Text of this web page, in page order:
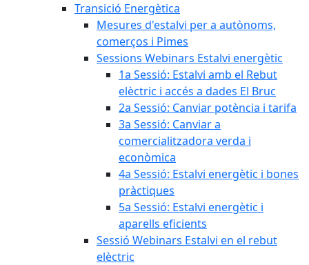
Transició Energètica
Mesures d'estalvi per a autònoms,
comerços i Pimes
Sessions Webinars Estalvi energètic
1a Sessió: Estalvi amb el Rebut
elèctric i accés a dades El Bruc
2a Sessió: Canviar potència i tarifa
3a Sessió: Canviar a
comercialitzadora verda i
econòmica
4a Sessió: Estalvi energètic i bones
pràctiques
5a Sessió: Estalvi energètic i
aparells eficients
Sessió Webinars Estalvi en el rebut
elèctric